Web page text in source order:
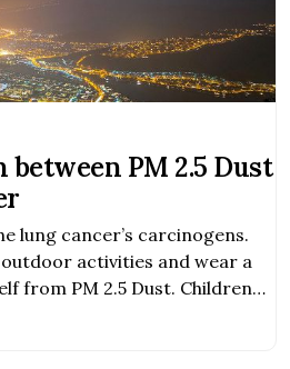
PM 2.5 Dust
lung cancer’s carcinogens.
outdoor activities and wear a
from PM 2.5 Dust. Children